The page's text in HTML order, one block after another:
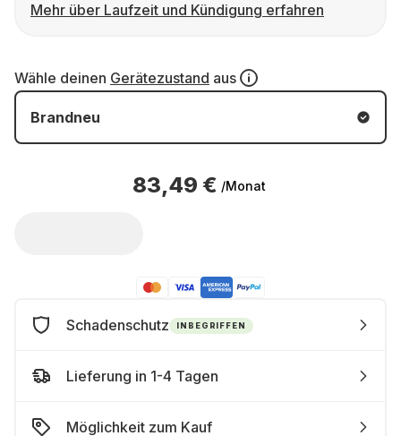
Mehr über Laufzeit und Kündigung erfahren
Wähle deinen Gerätezustand aus
Brandneu
83,49 € /Monat
Schadenschutz INBEGRIFFEN
Lieferung in 1-4 Tagen
Möglichkeit zum Kauf